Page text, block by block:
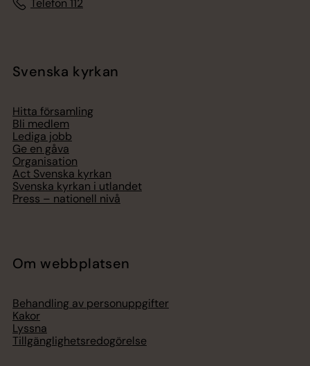
Telefon 112
Svenska kyrkan
Hitta församling
Bli medlem
Lediga jobb
Ge en gåva
Organisation
Act Svenska kyrkan
Svenska kyrkan i utlandet
Press – nationell nivå
Om webbplatsen
Behandling av personuppgifter
Kakor
Lyssna
Tillgänglighetsredogörelse